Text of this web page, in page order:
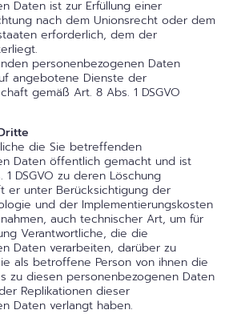
Daten ist zur Erfüllung einer
nach dem Unionsrecht oder dem
erforderlich, dem der
personenbezogenen Daten
angebotene Dienste der
gemäß Art. 8 Abs. 1 DSGVO
die Sie betreffenden
Daten öffentlich gemacht und ist
1 DSGVO zu deren Löschung
er unter Berücksichtigung der
und der Implementierungskosten
auch technischer Art, um für
Verantwortliche, die die
Daten verarbeiten, darüber zu
als betroffene Person von ihnen die
zu diesen personenbezogenen Daten
Replikationen dieser
Daten verlangt haben.